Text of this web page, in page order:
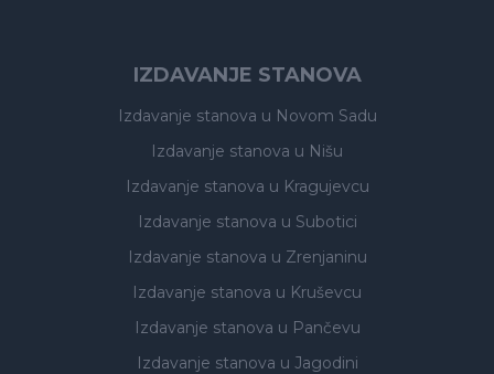
IZDAVANJE STANOVA
Izdavanje stanova u Novom Sadu
Izdavanje stanova u Nišu
Izdavanje stanova u Kragujevcu
Izdavanje stanova u Subotici
Izdavanje stanova u Zrenjaninu
Izdavanje stanova u Kruševcu
Izdavanje stanova u Pančevu
Izdavanje stanova u Jagodini